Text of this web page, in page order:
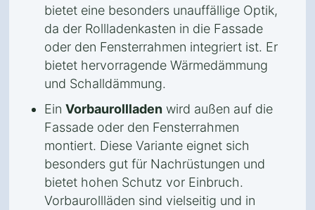
bietet eine besonders unauffällige Optik,
da der Rollladenkasten in die Fassade
oder den Fensterrahmen integriert ist. Er
bietet hervorragende Wärmedämmung
und Schalldämmung.
Ein Vorbaurollladen wird außen auf die
Fassade oder den Fensterrahmen
montiert. Diese Variante eignet sich
besonders gut für Nachrüstungen und
bietet hohen Schutz vor Einbruch.
Vorbaurollläden sind vielseitig und in